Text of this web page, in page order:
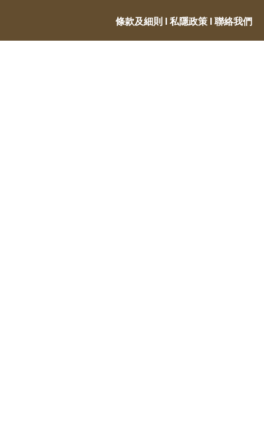
條款及細則 Ι 私隱政策 Ι 聯絡我們